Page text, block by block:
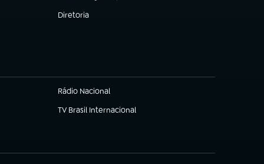
Diretoria
(abre em nova aba)
Rádio Nacional
TV Brasil Internacional
(abre em nova aba)